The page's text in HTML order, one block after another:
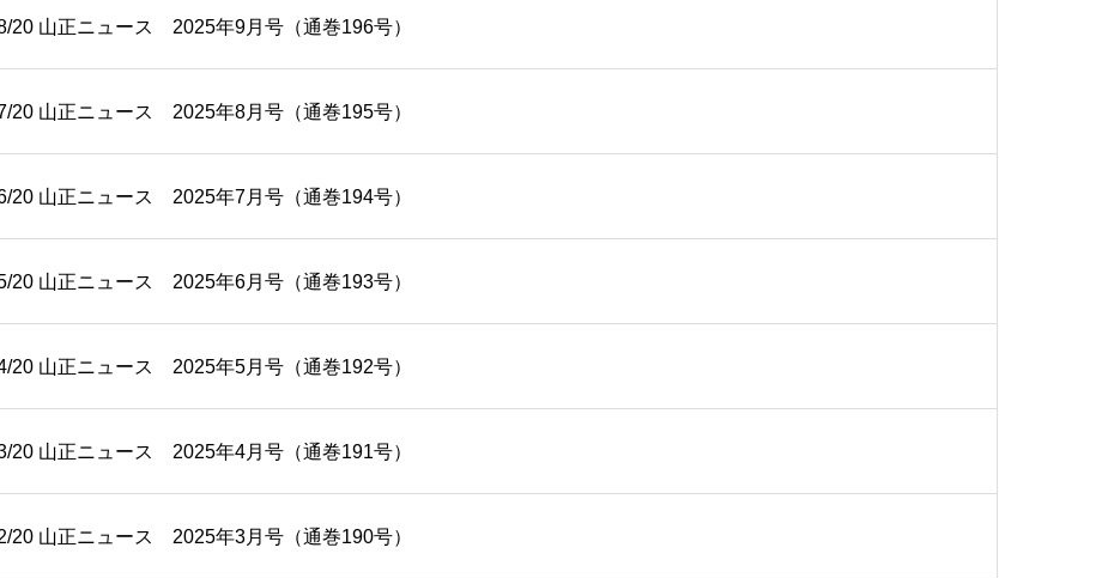
20 山正ニュース 2025年9月号（通巻196号）
20 山正ニュース 2025年8月号（通巻195号）
20 山正ニュース 2025年7月号（通巻194号）
20 山正ニュース 2025年6月号（通巻193号）
20 山正ニュース 2025年5月号（通巻192号）
20 山正ニュース 2025年4月号（通巻191号）
20 山正ニュース 2025年3月号（通巻190号）